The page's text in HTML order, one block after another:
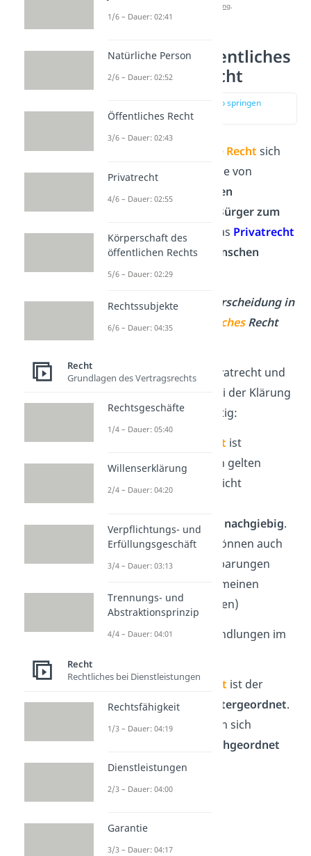
Datenschutzerklärung.
Unterschied öffentliches
und privates Recht
zur Stelle im Video springen
(01:41)
Während das öffentliche Recht sich
um die Rechtsverhältnisse von
öffentlichen Institutionen
untereinander
Bürger zum
Staat
kümmert, regelt das Privatrecht
dieBeziehungen der Menschen
untereinander.
Doch wieso ist die Unterscheidung in
privatesund öffentlichesRecht
Der Unterschied von Privatrecht und
öffentlichem Recht ist bei der Klärung
vonRechtsstreiten
wichtig:
öffentliche Recht ist
zwingend. Die Regeln gelten
immer und können nicht
Dasprivate Recht nachgiebig.
Neben dem Gesetz können auch
abweichende Vereinbarungen
gelten (z. B. die Allgemeinen
Geschäftsbedingungen)
Außerdem gilt bei Verhandlungen im
Imöffentlichen Recht ist der
Bürger dem Staat
untergeordnet.
Im Privatrecht
stehen sich
gleichgeordnet
gegenüber.
1/6 – Dauer: 02:41
Natürliche Person
2/6 – Dauer: 02:52
Öffentliches Recht
3/6 – Dauer: 02:43
Privatrecht
4/6 – Dauer: 02:55
Körperschaft des
öffentlichen Rechts
5/6 – Dauer: 02:29
Rechtssubjekte
6/6 – Dauer: 04:35
Recht
Grundlagen des Vertragsrechts
Rechtsgeschäfte
1/4 – Dauer: 05:40
Willenserklärung
2/4 – Dauer: 04:20
Verpflichtungs- und
Erfüllungsgeschäft
3/4 – Dauer: 03:13
Trennungs- und
Abstraktionsprinzip
4/4 – Dauer: 04:01
Recht
Rechtliches bei Dienstleistungen
Rechtsfähigkeit
1/3 – Dauer: 04:19
Dienstleistungen
2/3 – Dauer: 04:00
Garantie
3/3 – Dauer: 04:17